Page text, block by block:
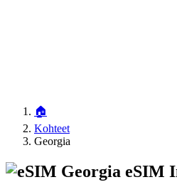
🏠
Kohteet
Georgia
eSIM